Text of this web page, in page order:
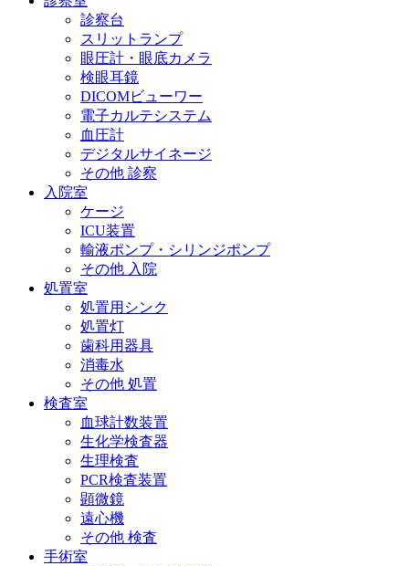
診察台
スリットランプ
眼圧計・眼底カメラ
検眼耳鏡
DICOMビューワー
電子カルテシステム
血圧計
デジタルサイネージ
その他 診察
入院室
ケージ
ICU装置
輸液ポンプ・シリンジポンプ
その他 入院
処置室
処置用シンク
処置灯
歯科用器具
消毒水
その他 処置
検査室
血球計数装置
生化学検査器
生理検査
PCR検査装置
顕微鏡
遠心機
その他 検査
手術室